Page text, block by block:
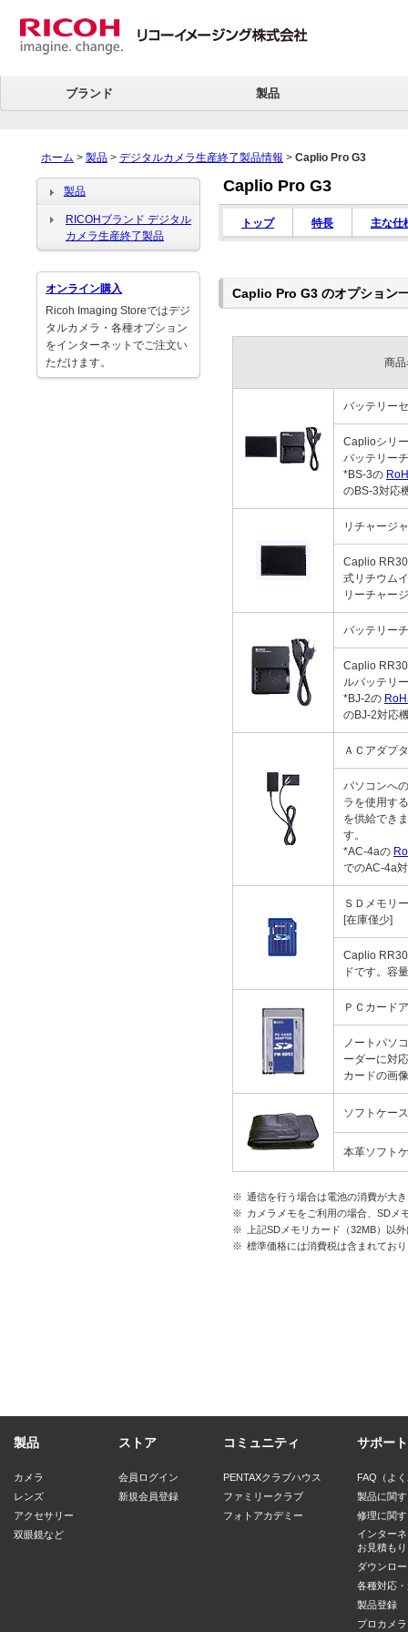
ブランド 製品
ホーム > 製品 > デジタルカメラ生産終了製品情報 > Caplio Pro G3
Caplio Pro G3
トップ 特長 主な仕
Caplio Pro G3 のオプション
商
バッテリー
Caplioシリ
バッテリー
*BS-3の
のBS-3対応
リチャージ
Caplio
式リチウム
リーチャー
バッテリー
Caplio
ルバッテリ
*BJ-2の
のBJ-2対応
ＡＣアダプ
パソコンへ
ラを使用す
を供給でき
す。
*AC-4aの
でのAC-4a
ＳＤメモリ
[在庫僅少]
Caplio
ドです。容
ＰＣカード
ノートパソ
ーダーに対
カードの画
ソフトケー
本革ソフト
※ 通信を行う場合は電池の消費が大
※ カメラメモをご利用の場合、SDメ
※
上記SDメモリカード（32MB）以
※ 標準価格には消費税は含まれてお
製品
RICOHブランド デジタル
カメラ生産終了製品
オンライン購入
Ricoh Imaging Storeではデジ
タルカメラ・各種オプション
をインターネットでご注文い
ただけます。
製品
カメラ
レンズ
アクセサリー
双眼鏡など
ストア
会員ログイン
新規会員登録
コミュニティ
PENTAXクラブハウス
ファミリークラブ
フォトアカデミー
サポート
FAQ（よ
製品に関
修理に関
インター
お見積もり
ダウンロ
各種対応
製品登録
プロカメ